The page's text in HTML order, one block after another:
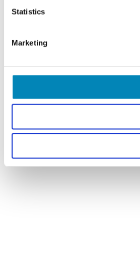
Statistics
Marketing